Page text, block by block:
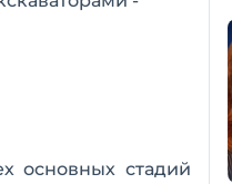
основных стадий